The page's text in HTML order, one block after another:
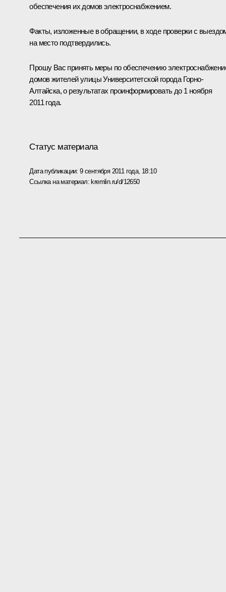
обеспечения их домов электроснабжением.
Факты, изложенные в обращении, в ходе проверки с
на место подтвердились.
Прошу Вас принять меры по обеспечению
домов жителей улицы Университетской города Горно-
Алтайска, о результатах проинформировать до 1 ноября
2011 года.
Статус материала
Дата публикации:9 сентября 2011 года, 18:10
Ссылка на материал:kremlin.ru/d/12650